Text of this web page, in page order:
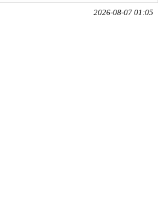
2026-08-07 01:05